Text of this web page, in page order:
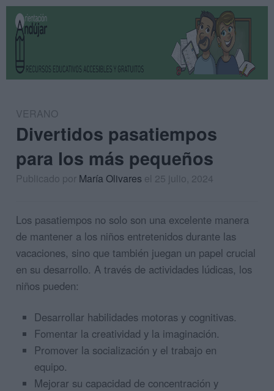
VERANO
Divertidos pasatiempos
para los más pequeños
Publicado por María Olivares el 25 julio, 2024
Los pasatiempos no solo son una excelente manera
de mantener a los niños entretenidos durante las
vacaciones, sino que también juegan un papel crucial
en su desarrollo. A través de actividades lúdicas, los
niños pueden:
Desarrollar habilidades motoras y cognitivas.
Fomentar la creatividad y la imaginación.
Promover la socialización y el trabajo en
equipo.
Mejorar su capacidad de concentración y